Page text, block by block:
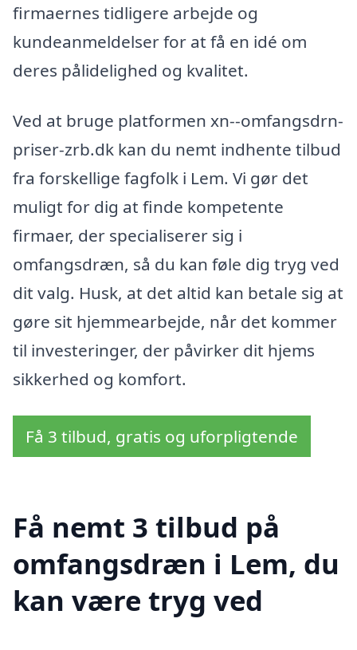
firmaernes tidligere arbejde og
kundeanmeldelser for at få en idé om
deres pålidelighed og kvalitet.
Ved at bruge platformen xn--omfangsdrn-
priser-zrb.dk kan du nemt indhente tilbud
fra forskellige fagfolk i Lem. Vi gør det
muligt for dig at finde kompetente
firmaer, der specialiserer sig i
omfangsdræn, så du kan føle dig tryg ved
dit valg. Husk, at det altid kan betale sig at
gøre sit hjemmearbejde, når det kommer
til investeringer, der påvirker dit hjems
sikkerhed og komfort.
Få 3 tilbud, gratis og uforpligtende
Få nemt 3 tilbud på
omfangsdræn i Lem, du
kan være tryg ved